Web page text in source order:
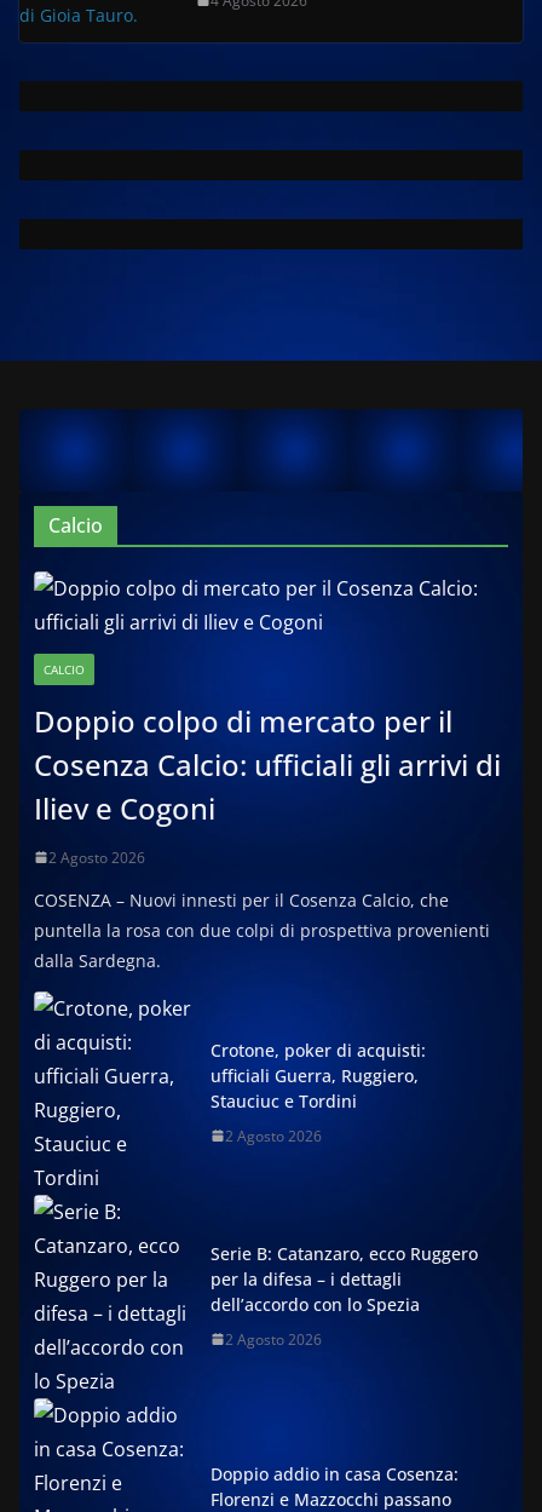
Calcio
CALCIO
Doppio colpo di mercato per il
Cosenza Calcio: ufficiali gli arrivi di
Iliev e Cogoni
2 Agosto 2026
COSENZA – Nuovi innesti per il Cosenza Calcio, che
puntella la rosa con due colpi di prospettiva provenienti
dalla Sardegna.
Crotone, poker di acquisti:
ufficiali Guerra, Ruggiero,
Stauciuc e Tordini
2 Agosto 2026
Serie B: Catanzaro, ecco Ruggero
per la difesa – i dettagli
dell’accordo con lo Spezia
2 Agosto 2026
Doppio addio in casa Cosenza:
Florenzi e Mazzocchi passano